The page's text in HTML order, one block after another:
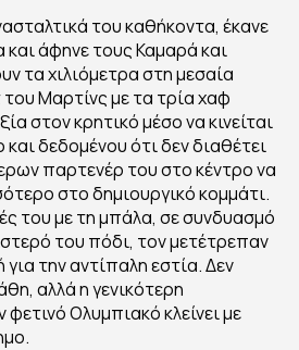
του καθήκοντα, έκανε
και άφηνε τους Καμαρά και
τα χιλιόμετρα στη μεσαία
Μαρτίνς με τα τρία χαφ
στον κρητικό μέσο να κινείται
δεδομένου ότι δεν διαθέτει
παρτενέρ του στο κέντρο να
στο δημιουργικό κομμάτι.
του με τη μπάλα, σε συνδυασμό
του πόδι, τον μετέτρεπαν
την αντίπαλη εστία. Δεν
αλλά η γενικότερη
Ολυμπιακό κλείνει με